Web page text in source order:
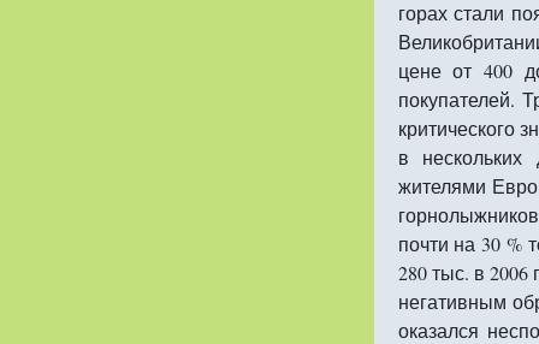
горах стали
цене от 400
покупателей.
критического
в нескольких
жителями
почти на 30 %
280 тыс. в
негативным
оказался